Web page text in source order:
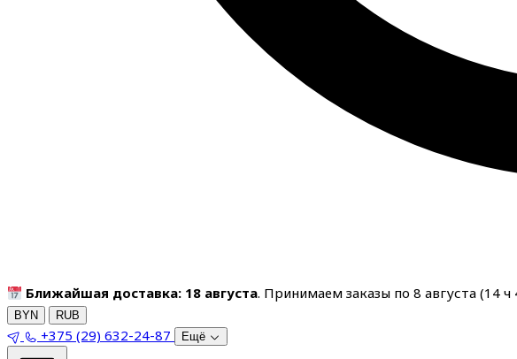
Ближайшая доставка: 18 августа. Принимаем заказы по 8 августа (14 ч
BYN RUB
+375 (29) 632-24-87 Ещё